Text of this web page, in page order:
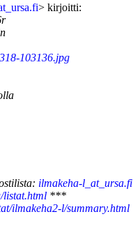
> kirjoitti:
103136.jpg
ilmakeha-l_at_ursa.fi
listat.html ***
ilmakeha2-l/summary.html